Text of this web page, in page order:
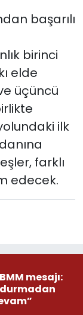
başarılı
birinci
elde
üçüncü
ilk
farklı
edecek.
mesajı: